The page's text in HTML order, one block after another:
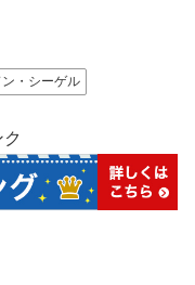
ン・シーゲル